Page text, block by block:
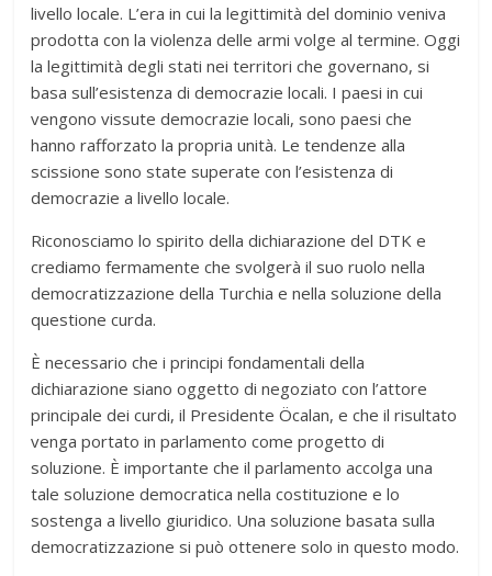
livello locale. L’era in cui la legittimità del dominio veniva
prodotta con la violenza delle armi volge al termine. Oggi
la legittimità degli stati nei territori che governano, si
basa sull’esistenza di democrazie locali. I paesi in cui
vengono vissute democrazie locali, sono paesi che
hanno rafforzato la propria unità. Le tendenze alla
scissione sono state superate con l’esistenza di
democrazie a livello locale.
Riconosciamo lo spirito della dichiarazione del DTK e
crediamo fermamente che svolgerà il suo ruolo nella
democratizzazione della Turchia e nella soluzione della
questione curda.
È necessario che i principi fondamentali della
dichiarazione siano oggetto di negoziato con l’attore
principale dei curdi, il Presidente Öcalan, e che il risultato
venga portato in parlamento come progetto di
soluzione. È importante che il parlamento accolga una
tale soluzione democratica nella costituzione e lo
sostenga a livello giuridico. Una soluzione basata sulla
democratizzazione si può ottenere solo in questo modo.